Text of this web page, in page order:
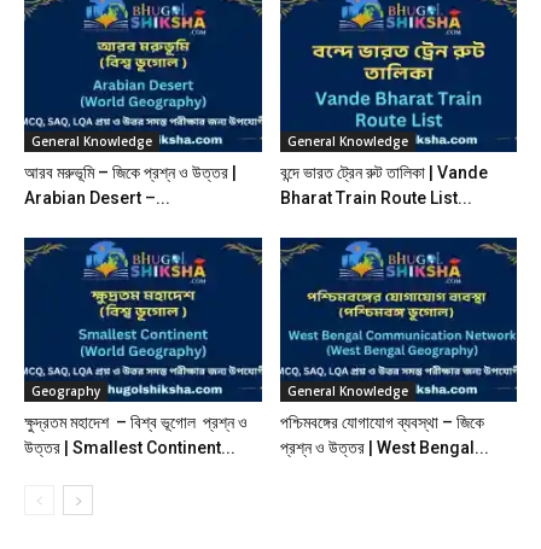
General Knowledge
আরব মরুভূমি – জিকে প্রশ্ন ও উত্তর |
Arabian Desert –...
General Knowledge
বন্দে ভারত ট্রেন রুট তালিকা | Vande
Bharat Train Route List...
Geography
ক্ষুদ্রতম মহাদেশ – বিশ্ব ভূগোল প্রশ্ন ও
উত্তর | Smallest Continent...
General Knowledge
পশ্চিমবঙ্গের যোগাযোগ ব্যবস্থা – জিকে
প্রশ্ন ও উত্তর | West Bengal...